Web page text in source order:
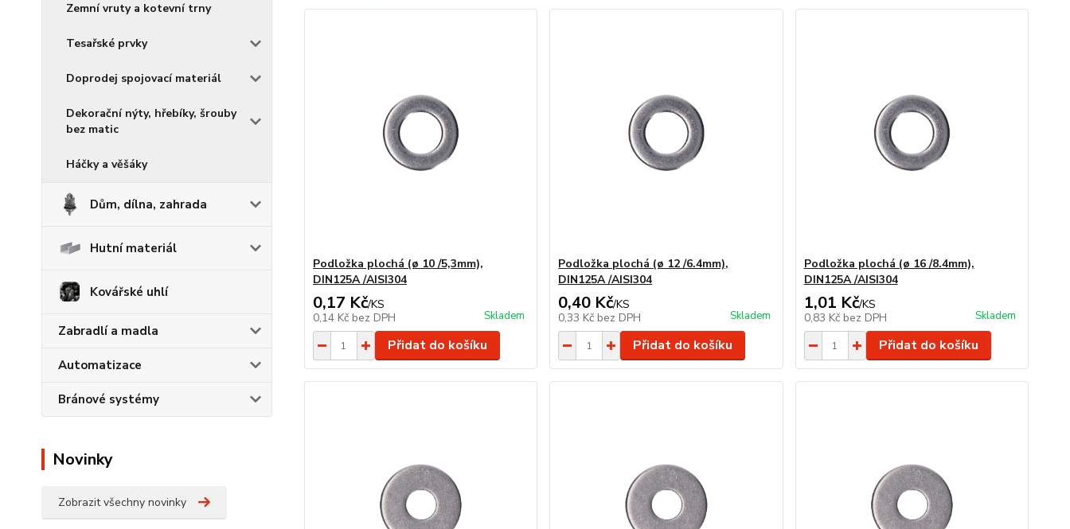
Zemní vruty a kotevní trny
Tesařské prvky
Doprodej spojovací materiál
Dekorační nýty, hřebíky, šrouby
bez matic
Háčky a věšáky
Dům, dílna, zahrada
Hutní materiál
Kovářské uhlí
Zabradlí a madla
Automatizace
Bránové systémy
Novinky
Zobrazit všechny novinky
Podložka plochá (ø 10 /5,3mm),
DIN125A /AISI304
0,17 Kč/KS
0,14 Kč bez DPH Skladem
Přidat do košíku
Podložka plochá (ø 12 /6.4mm),
DIN125A /AISI304
0,40 Kč/KS
0,33 Kč bez DPH Skladem
Přidat do košíku
Podložka plochá (ø 16 /8.4mm),
DIN125A /AISI304
1,01 Kč/KS
0,83 Kč bez DPH Skladem
Přidat do košíku